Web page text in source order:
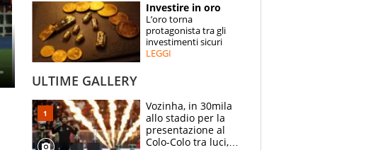
ESPERTI
CONTATTI
Investire in oro
L’oro torna
protagonista tra gli
investimenti sicuri
LEGGI
ULTIME GALLERY
Vozinha, in 30mila
allo stadio per la
presentazione al
Colo-Colo tra luci,